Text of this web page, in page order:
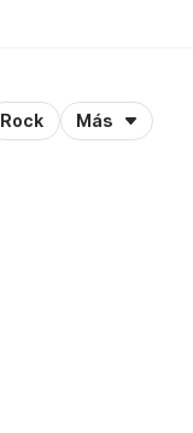
Rock Más